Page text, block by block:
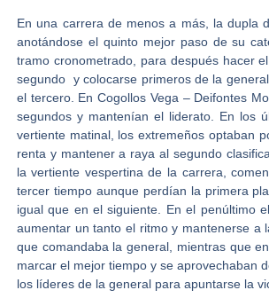
En una carrera de menos a más, la dupla
anotándose el quinto mejor paso de su
tramo cronometrado, para después hacer
segundo y colocarse primeros de la
el tercero. En Cogollos Vega – Deifontes
segundos y mantenían el liderato. En los
vertiente matinal, los extremeños optaban
renta y mantener a raya al segundo
la vertiente vespertina de la carrera,
tercer tiempo aunque perdían la primera
igual que en el siguiente. En el penúltimo
aumentar un tanto el ritmo y mantenerse a
que comandaba la general, mientras que
marcar el mejor tiempo y se aprovechaban
los líderes de la general para apuntarse la